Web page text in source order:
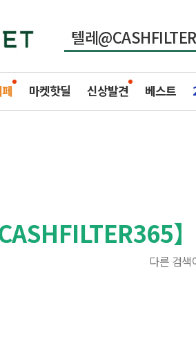
마켓핫딜 신상발견 베스트
다른 검색